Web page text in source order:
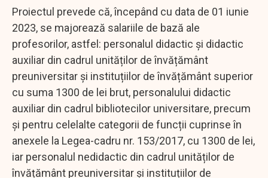
Proiectul prevede că, începând cu data de 01 iunie
2023, se majorează salariile de bază ale
profesorilor, astfel: personalul didactic și didactic
auxiliar din cadrul unităților de învățământ
preuniversitar și instituțiilor de învățământ superior
cu suma 1300 de lei brut, personalului didactic
auxiliar din cadrul bibliotecilor universitare, precum
și pentru celelalte categorii de funcții cuprinse în
anexele la Legea-cadru nr. 153/2017, cu 1300 de lei,
iar personalul nedidactic din cadrul unităților de
învățământ preuniversitar și instituțiilor de